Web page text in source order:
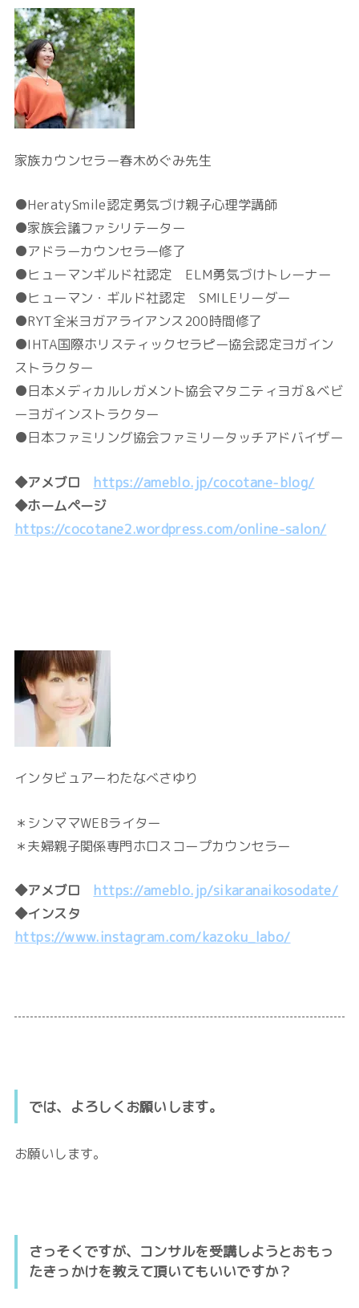
家族カウンセラー春木めぐみ先生
●HeratySmile認定勇気づけ親子心理学講師
●家族会議ファシリテーター
●アドラーカウンセラー修了
●ヒューマンギルド社認定 ELM勇気づけトレーナー
●ヒューマン・ギルド社認定 SMILEリーダー
●RYT全米ヨガアライアンス200時間修了
●IHTA国際ホリスティックセラピー協会認定ヨガイン
ストラクター
●日本メディカルレガメント協会マタニティヨガ＆ベビ
ーヨガインストラクター
●日本ファミリング協会ファミリータッチアドバイザー
◆アメブロ
https://ameblo.jp/cocotane-blog/
◆ホームページ
https://cocotane2.wordpress.com/online-salon/
インタビュアーわたなべさゆり
＊シンママWEBライター
＊夫婦親子関係専門ホロスコープカウンセラー
◆アメブロ https://ameblo.jp/sikaranaikosodate/
◆インスタ
https://www.instagram.com/kazoku_labo/
では、よろしくお願いします。
お願いします。
さっそくですが、コンサルを受講しようとおもっ
たきっかけを教えて頂いてもいいですか？